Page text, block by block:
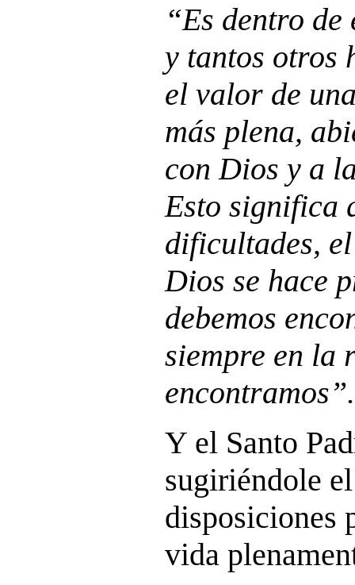
“Es dentro de
y tantos otros
el valor de
más plena,
con Dios y a
Esto significa
dificultades,
Dios se hace
debemos
siempre en la
encontramos”.
Y el Santo
sugiriéndole
disposiciones
vida